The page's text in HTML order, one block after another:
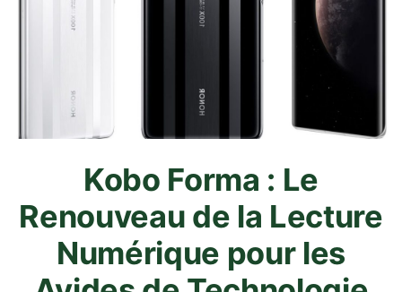
Kobo Forma : Le
Renouveau de la Lecture
Numérique pour les